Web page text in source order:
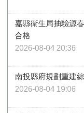
嘉縣衛生局抽驗源
合格
2026-08-04 20:36
南投縣府規劃重建
2026-08-04 19:06